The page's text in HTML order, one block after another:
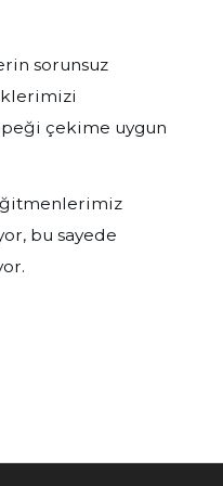
sorunsuz
çekime uygun
bu sayede